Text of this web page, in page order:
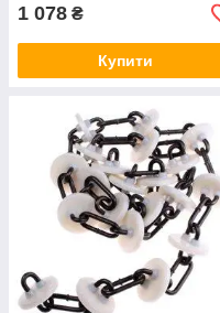
1 078 ₴
Купити